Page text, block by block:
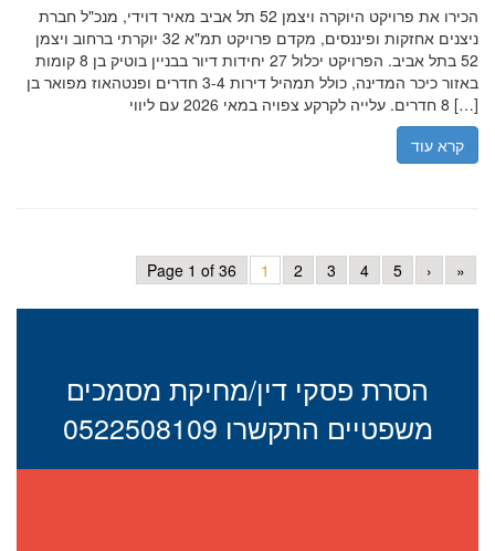
הכירו את פרויקט היוקרה ויצמן 52 תל אביב מאיר דוידי, מנכ"ל חברת
ניצנים אחזקות ופיננסים, מקדם פרויקט תמ"א 32 יוקרתי ברחוב ויצמן
52 בתל אביב. הפרויקט יכלול 27 יחידות דיור בבניין בוטיק בן 8 קומות
באזור כיכר המדינה, כולל תמהיל דירות 3-4 חדרים ופנטהאוז מפואר בן
8 חדרים. עלייה לקרקע צפויה במאי 2026 עם ליווי […]
קרא עוד
Page 1 of 36 1 2 3 4 5 › »
הסרת פסקי דין/מחיקת מסמכים
משפטיים התקשרו 0522508109